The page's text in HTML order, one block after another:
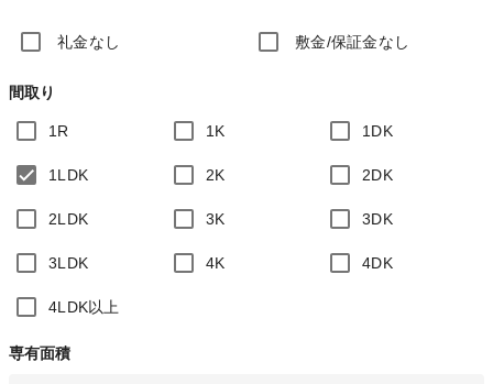
礼金なし 敷金/保証金なし
間取り
1R 1K 1DK
1LDK 2K 2DK
2LDK 3K 3DK
3LDK 4K 4DK
4LDK以上
専有面積